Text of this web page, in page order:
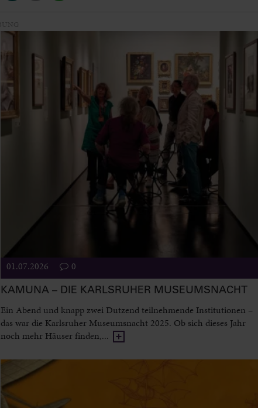
01.07.2026 0
KAMUNA – DIE KARLSRUHER MUSEUMSNACHT
Ein Abend und knapp zwei Dutzend teilnehmende Institutionen –
das war die Karlsruher Museumsnacht 2025. Ob sich dieses Jahr
noch mehr Häuser finden,...